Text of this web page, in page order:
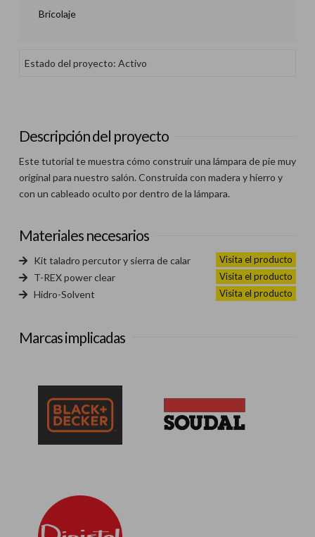
Bricolaje
Estado del proyecto: Activo
Descripción del proyecto
Este tutorial te muestra cómo construir una lámpara de pie muy
original para nuestro salón. Construida con madera y hierro y
con un cableado oculto por dentro de la lámpara.
Materiales necesarios
Kit taladro percutor y sierra de calar Visita el producto
T-REX power clear Visita el producto
Hidro-Solvent Visita el producto
Marcas implicadas